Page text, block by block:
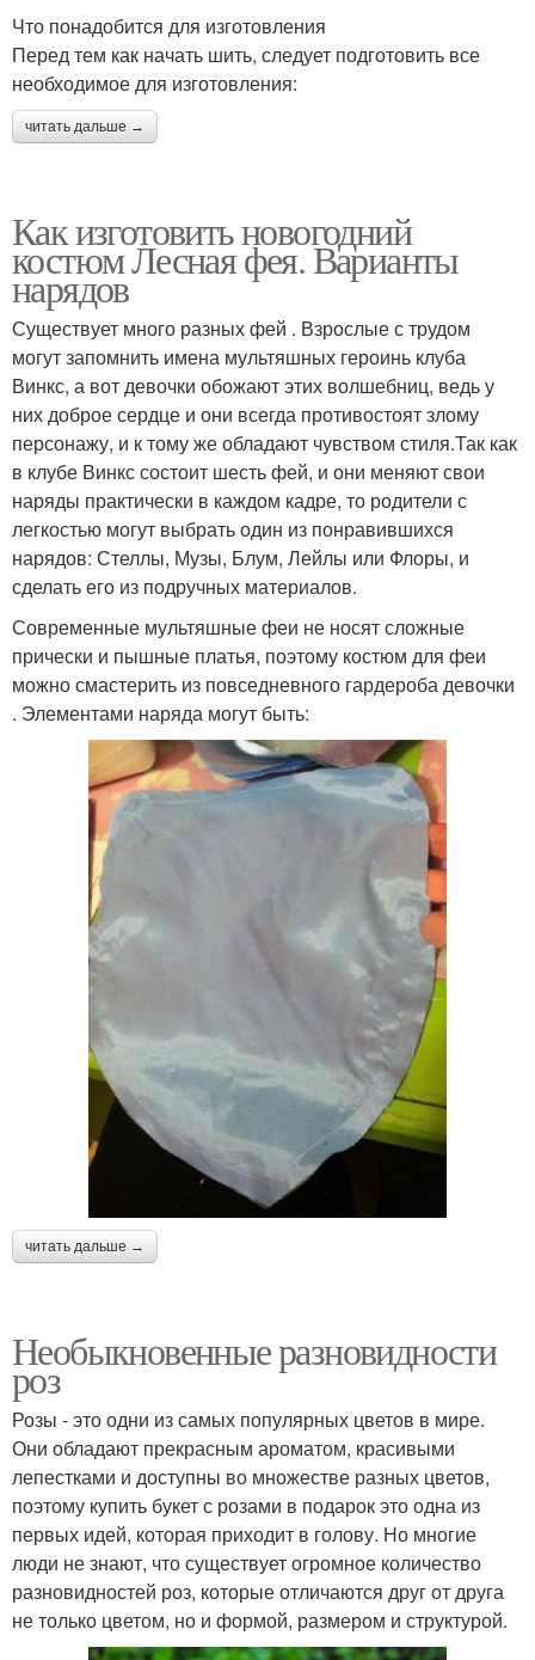
Что понадобится для изготовления
Перед тем как начать шить, следует подготовить все
необходимое для изготовления:
читать дальше →
Как изготовить новогодний
костюм Лесная фея. Варианты
нарядов
Существует много разных фей . Взрослые с трудом
могут запомнить имена мультяшных героинь клуба
Винкс, а вот девочки обожают этих волшебниц, ведь у
них доброе сердце и они всегда противостоят злому
персонажу, и к тому же обладают чувством стиля.Так как
в клубе Винкс состоит шесть фей, и они меняют свои
наряды практически в каждом кадре, то родители с
легкостью могут выбрать один из понравившихся
нарядов: Стеллы, Музы, Блум, Лейлы или Флоры, и
сделать его из подручных материалов.
Современные мультяшные феи не носят сложные
прически и пышные платья, поэтому костюм для феи
можно смастерить из повседневного гардероба девочки
. Элементами наряда могут быть:
читать дальше →
Необыкновенные разновидности
роз
Розы - это одни из самых популярных цветов в мире.
Они обладают прекрасным ароматом, красивыми
лепестками и доступны во множестве разных цветов,
поэтому купить букет с розами в подарок это одна из
первых идей, которая приходит в голову. Но многие
люди не знают, что существует огромное количество
разновидностей роз, которые отличаются друг от друга
не только цветом, но и формой, размером и структурой.